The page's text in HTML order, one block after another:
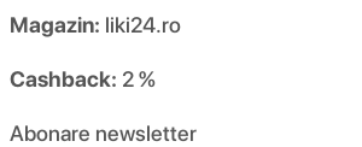
Magazin: liki24.ro
Cashback: 2 %
Abonare newsletter